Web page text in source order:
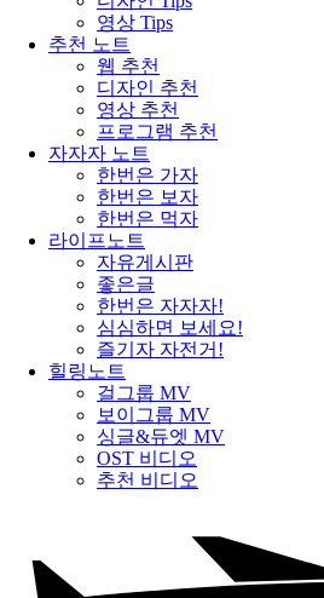
영상 Tips
추천 노트
웹 추천
디자인 추천
영상 추천
프로그램 추천
자자자 노트
한번은 가자
한번은 보자
한번은 먹자
라이프노트
자유게시판
좋은글
한번은 자자자!
심심하면 보세요!
즐기자 자전거!
힐링노트
걸그룹 MV
보이그룹 MV
싱글&듀엣 MV
OST 비디오
추천 비디오